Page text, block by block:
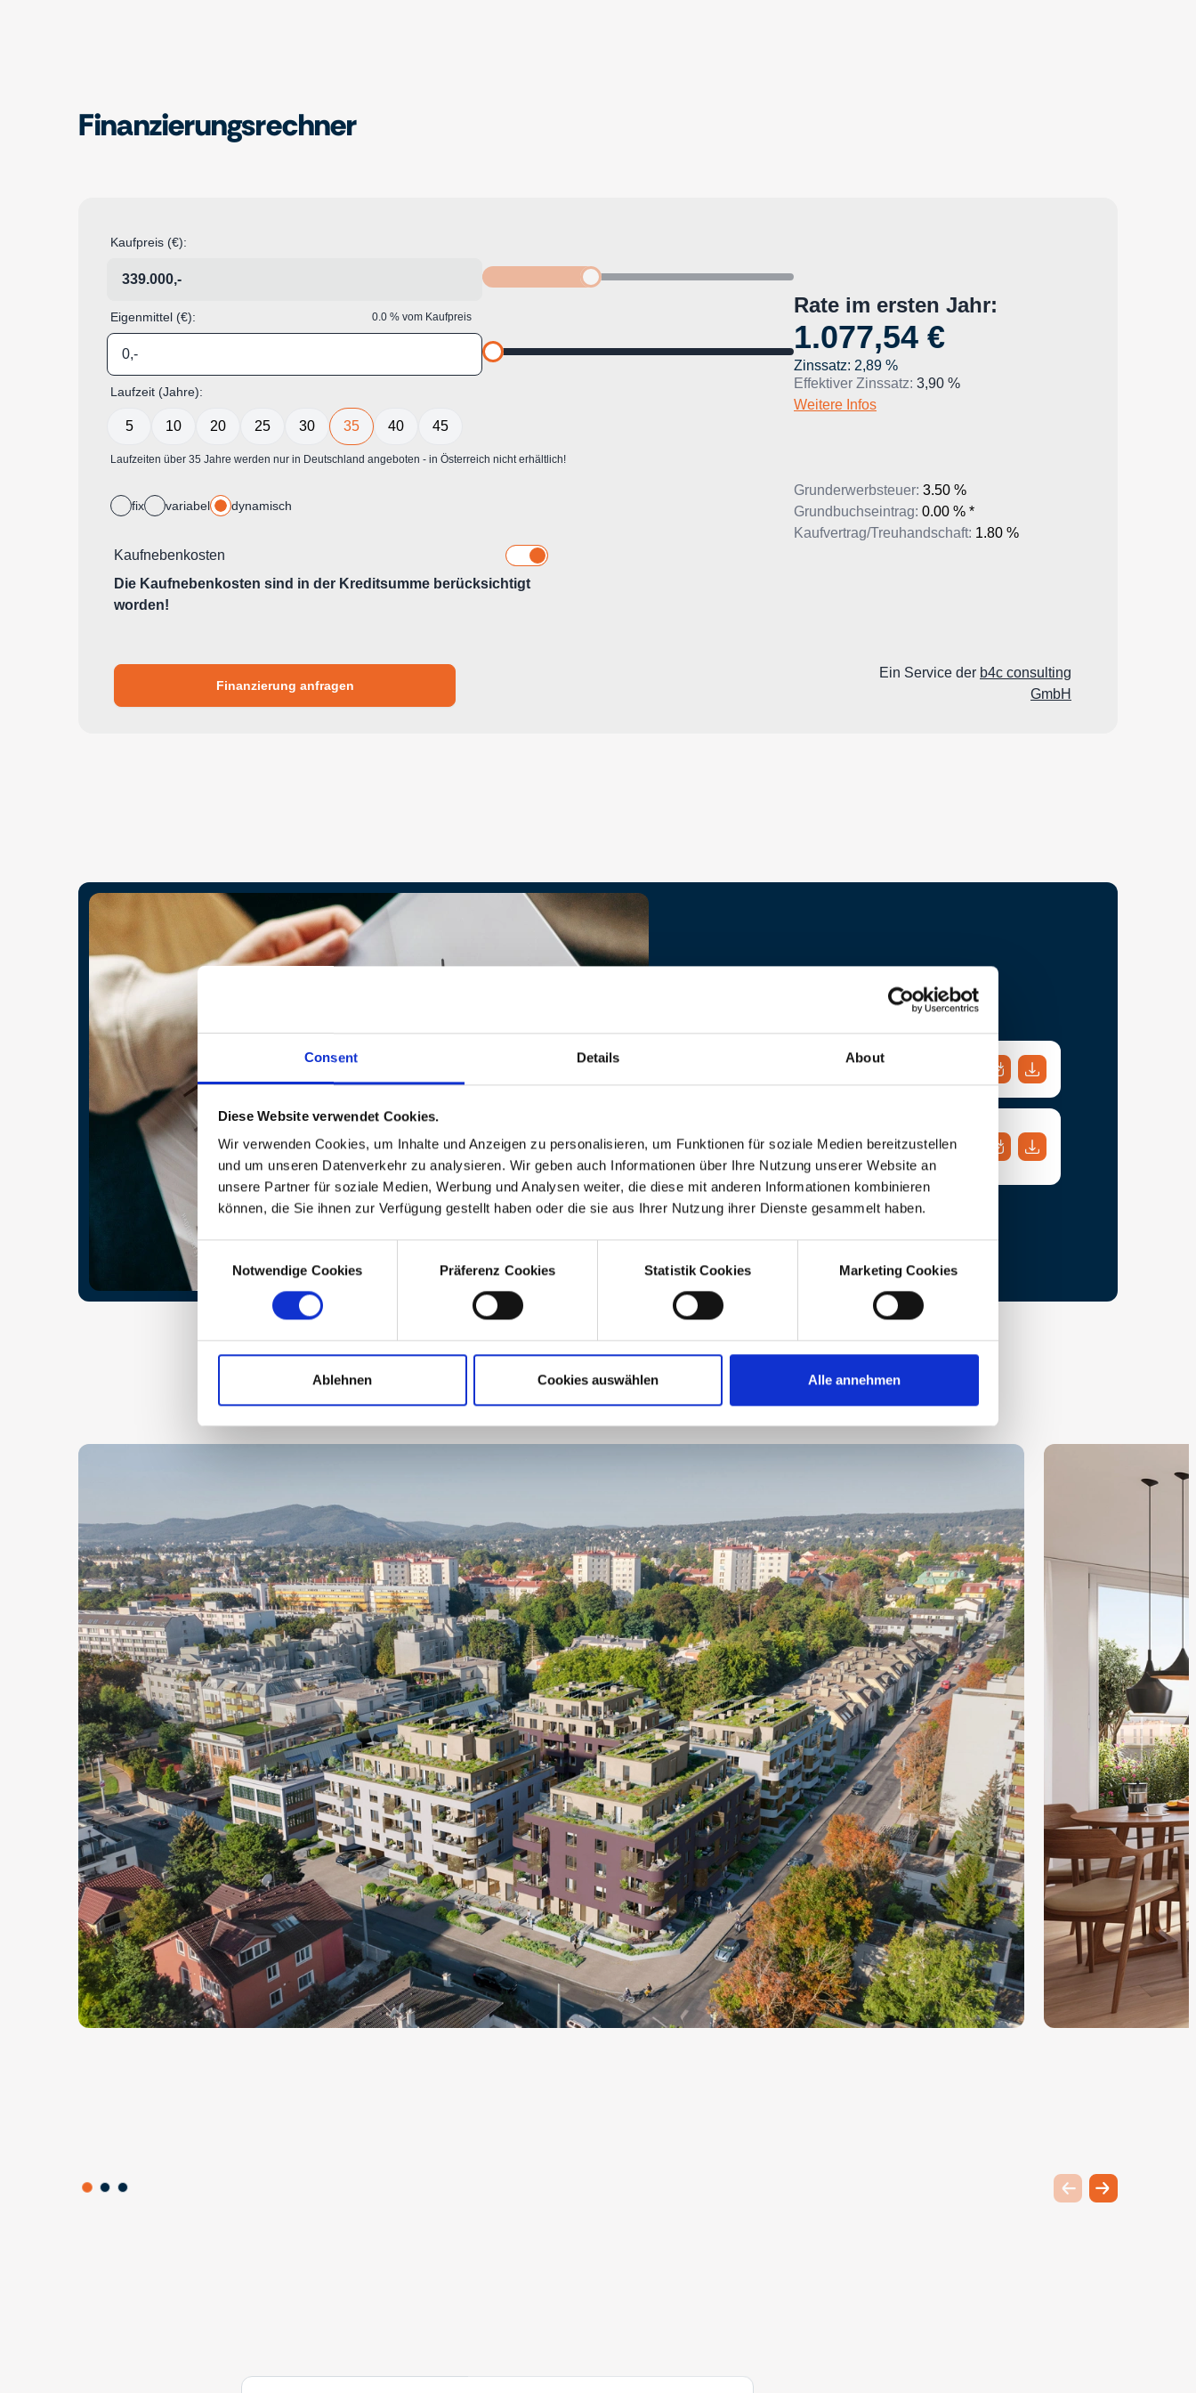
Consent Details About
Diese Website verwendet Cookies.
Wir verwenden Cookies, um Inhalte und Anzeigen zu personalisieren, um Funktionen für soziale Medien bereitzustellen
und um unseren Datenverkehr zu analysieren. Wir geben auch Informationen über Ihre Nutzung unserer Website an
unsere Partner für soziale Medien, Werbung und Analysen weiter, die diese mit anderen Informationen kombinieren
können, die Sie ihnen zur Verfügung gestellt haben oder die sie aus Ihrer Nutzung ihrer Dienste gesammelt haben.
Consent
SelectionNotwendige Cookies Präferenz Cookies Statistik Cookies Marketing Cookies
Ablehnen Cookies auswählen Alle annehmen
Finanzierungsrechner
Ausstattungsbeschreibung
Neubau
Previous slide
Next slide